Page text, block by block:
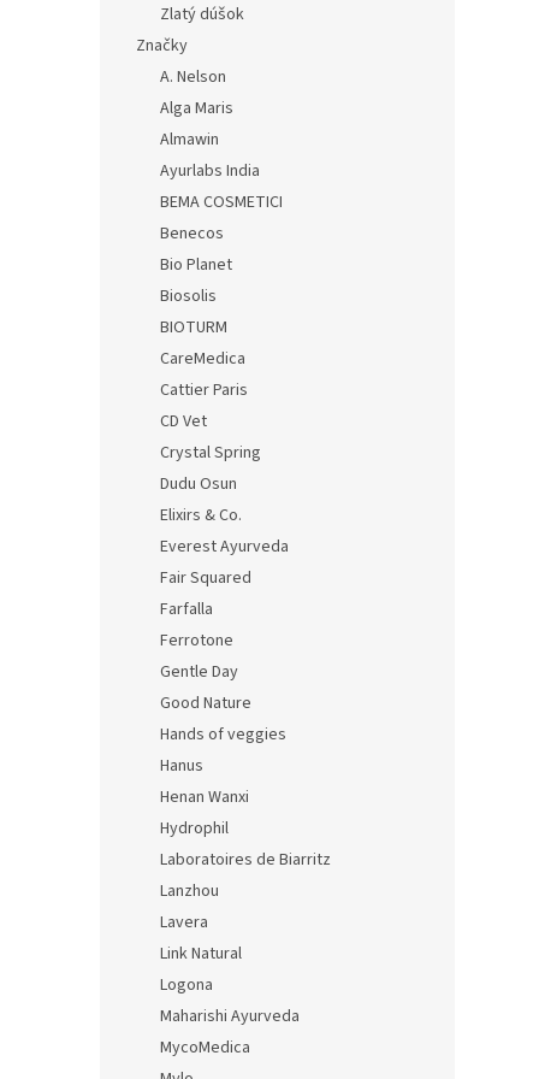
Zlatý dúšok
Značky
A. Nelson
Alga Maris
Almawin
Ayurlabs India
BEMA COSMETICI
Benecos
Bio Planet
Biosolis
BIOTURM
CareMedica
Cattier Paris
CD Vet
Crystal Spring
Dudu Osun
Elixirs & Co.
Everest Ayurveda
Fair Squared
Farfalla
Ferrotone
Gentle Day
Good Nature
Hands of veggies
Hanus
Henan Wanxi
Hydrophil
Laboratoires de Biarritz
Lanzhou
Lavera
Link Natural
Logona
Maharishi Ayurveda
MycoMedica